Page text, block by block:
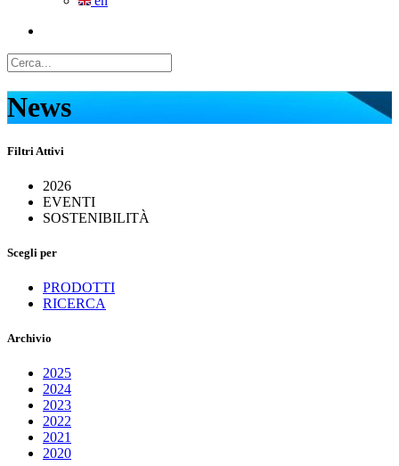
News
Filtri Attivi
2026
EVENTI
SOSTENIBILITÀ
Scegli per
PRODOTTI
RICERCA
Archivio
2025
2024
2023
2022
2021
2020